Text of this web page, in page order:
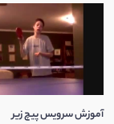
آموزش سرویس پیچ زیر